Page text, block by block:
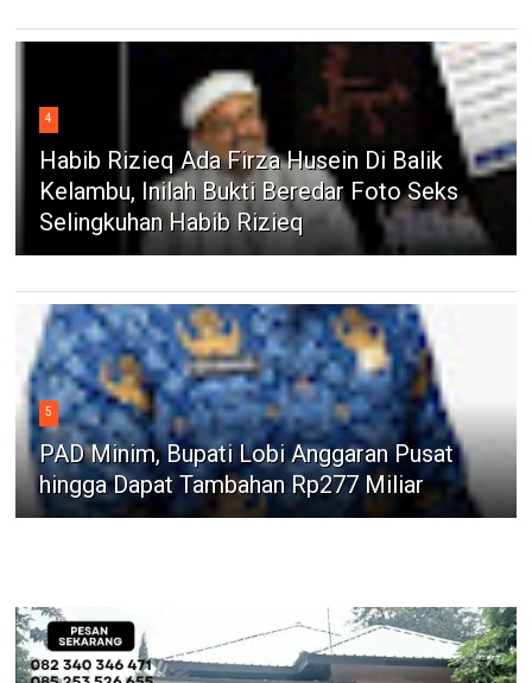
4
Habib Rizieq Ada Firza Husein Di Balik
Kelambu, Inilah Bukti Beredar Foto Seks
Selingkuhan Habib Rizieq
5
PAD Minim, Bupati Lobi Anggaran Pusat
hingga Dapat Tambahan Rp277 Miliar